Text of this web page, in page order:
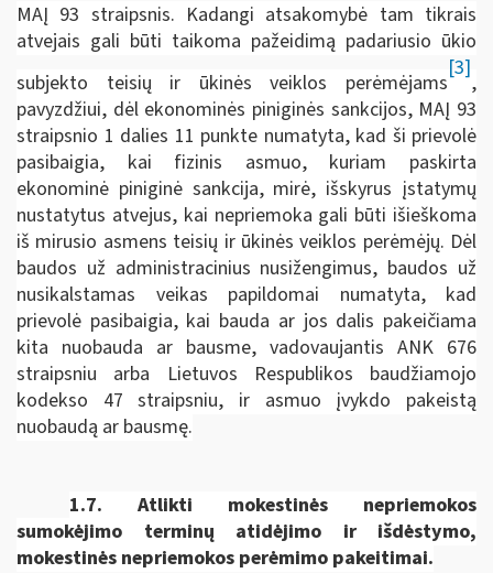
MAĮ 93 straipsnis. Kadangi atsakomybė tam tikrais
atvejais gali būti taikoma pažeidimą padariusio ūkio
subjekto teisių ir ūkinės veiklos perėmėjams
[3]
,
pavyzdžiui, dėl ekonominės piniginės sankcijos, MAĮ 93
straipsnio 1 dalies 11 punkte numatyta, kad ši prievolė
pasibaigia, kai fizinis asmuo, kuriam paskirta
ekonominė piniginė sankcija, mirė, išskyrus įstatymų
nustatytus atvejus, kai nepriemoka gali būti išieškoma
iš mirusio asmens teisių ir ūkinės veiklos perėmėjų. Dėl
baudos už administracinius nusižengimus, baudos už
nusikalstamas veikas papildomai numatyta, kad
prievolė pasibaigia, kai bauda ar jos dalis pakeičiama
kita nuobauda ar bausme, vadovaujantis ANK 676
straipsniu arba Lietuvos Respublikos baudžiamojo
kodekso 47 straipsniu, ir asmuo įvykdo pakeistą
nuobaudą ar bausmę.
1.7.
Atlikti mokestinės nepriemokos
sumokėjimo terminų atidėjimo ir išdėstymo,
mokestinės nepriemokos perėmimo pakeitimai.